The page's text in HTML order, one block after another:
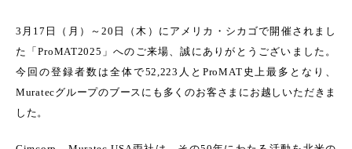
3 月 17 日（月）～20 日（木）にアメリカ・シカゴで開催されまし
た「ProMAT2025 」へのご来場、誠にありがとうございました。
今回の登録者数は全体で52,223 人とProMAT 史上最多となり、
Muratecグループのブースにも多くのお客さまにお越しいただきま
した。